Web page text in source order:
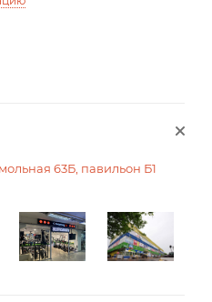
63Б, павильон Б1